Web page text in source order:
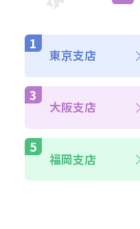
東京支店
大阪支店
福岡支店